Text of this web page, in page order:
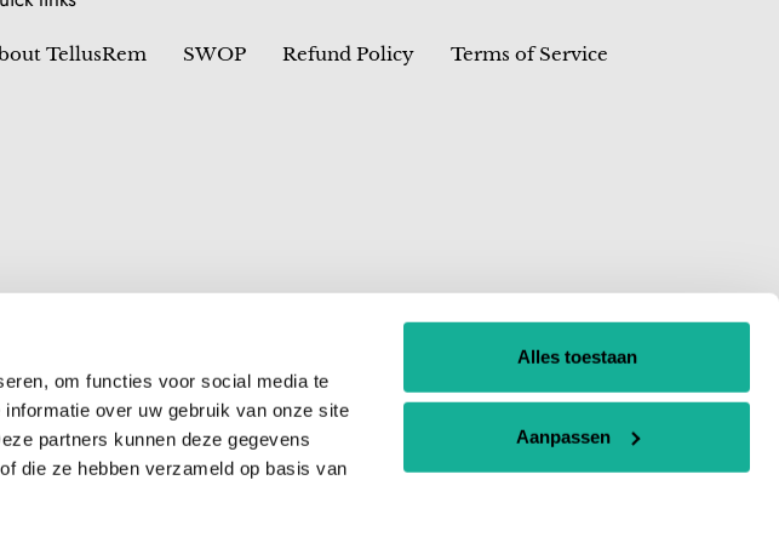
om functies voor social media te
over uw gebruik van onze site
partners kunnen deze gegevens
die ze hebben verzameld op basis van
Alles toestaan
Aanpassen
TellusRem SWOP Refund Policy Terms of Service
FacebookYouTube